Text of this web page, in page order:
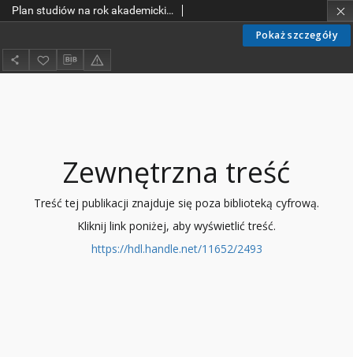
Pokaż szczegóły
Plan studiów na rok akademicki 1984/85
Zewnętrzna treść
Treść tej publikacji znajduje się poza biblioteką cyfrową.
Kliknij link poniżej, aby wyświetlić treść.
https://hdl.handle.net/11652/2493